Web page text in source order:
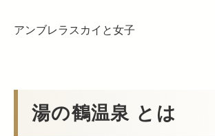
アンブレラスカイと女子
湯の鶴温泉 とは